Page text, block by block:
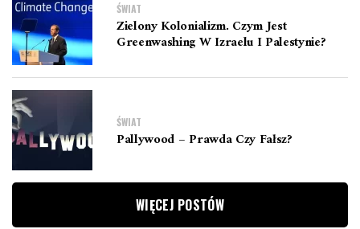
ŚWIAT
Zielony Kolonializm. Czym Jest
Greenwashing W Izraelu I Palestynie?
ŚWIAT
Pallywood – Prawda Czy Fałsz?
WIĘCEJ POSTÓW